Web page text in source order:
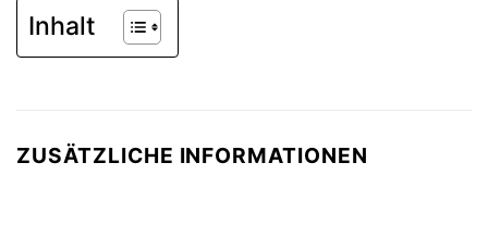
Inhalt
ZUSÄTZLICHE INFORMATIONEN